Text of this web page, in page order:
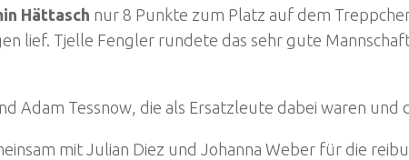
Hättasch nur 8 Punkte zum Platz auf dem
lief. Tjelle Fengler rundete das sehr gute
Adam Tessnow, die als Ersatzleute dabei waren
mit Julian Diez und Johanna Weber für die